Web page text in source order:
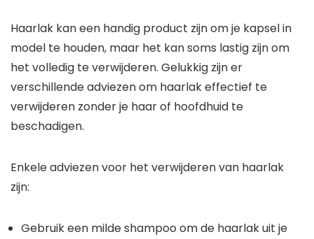
Haarlak kan een handig product zijn om je kapsel in
model te houden, maar het kan soms lastig zijn om
het volledig te verwijderen. Gelukkig zijn er
verschillende adviezen om haarlak effectief te
verwijderen zonder je haar of hoofdhuid te
beschadigen.
Enkele adviezen voor het verwijderen van haarlak
zijn:
Gebruik een milde shampoo om de haarlak uit je